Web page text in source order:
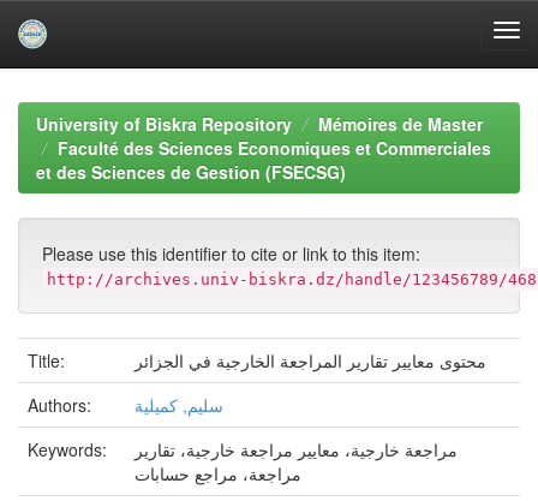
navigationUniversity of Biskra Repository
Mémoires de Master
Faculté des Sciences Economiques et Commerciales
et des Sciences de Gestion (FSECSG)
Please use this identifier to cite or link to this item:
http://archives.univ-biskra.dz/handle/123456789/
Title:
محتوى معايير تقارير المراجعة الخارجية في الجزائر
Authors:
سليم, كميلية
Keywords:
مراجعة خارجية، معايير مراجعة خارجية، تقارير
مراجعة، مراجع حسابات